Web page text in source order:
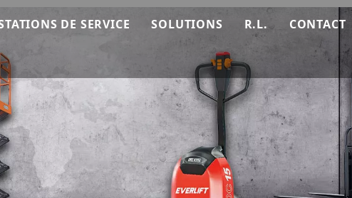
DE SERVICE
OEM
après-vente
technique
SOLUTIONS R.L.
Télécharger
Nouvelles
FAQ
Vidéo
CONTACT